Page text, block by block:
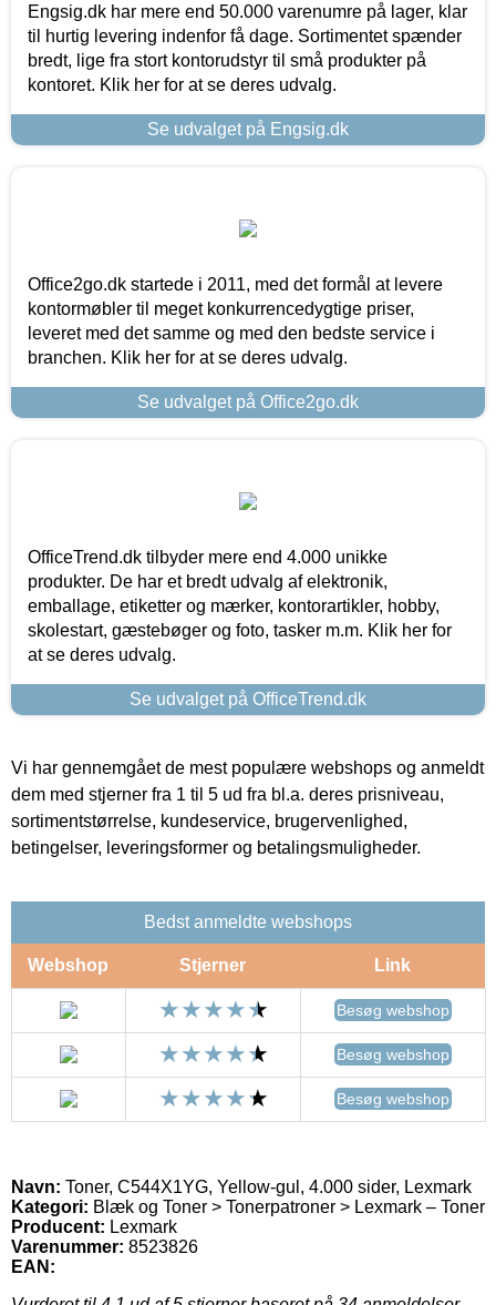
Engsig.dk har mere end 50.000 varenumre på lager, klar
til hurtig levering indenfor få dage. Sortimentet spænder
bredt, lige fra stort kontorudstyr til små produkter på
kontoret. Klik her for at se deres udvalg.
Se udvalget på Engsig.dk
Office2go.dk startede i 2011, med det formål at levere
kontormøbler til meget konkurrencedygtige priser,
leveret med det samme og med den bedste service i
branchen. Klik her for at se deres udvalg.
Se udvalget på Office2go.dk
OfficeTrend.dk tilbyder mere end 4.000 unikke
produkter. De har et bredt udvalg af elektronik,
emballage, etiketter og mærker, kontorartikler, hobby,
skolestart, gæstebøger og foto, tasker m.m. Klik her for
at se deres udvalg.
Se udvalget på OfficeTrend.dk
Vi har gennemgået de mest populære webshops og anmeldt
dem med stjerner fra 1 til 5 ud fra bl.a. deres prisniveau,
sortimentstørrelse, kundeservice, brugervenlighed,
betingelser, leveringsformer og betalingsmuligheder.
Bedst anmeldte webshops
Webshop Stjerner Link
Besøg webshop
Besøg webshop
Besøg webshop
Navn: Toner, C544X1YG, Yellow-gul, 4.000 sider, Lexmark
Kategori: Blæk og Toner > Tonerpatroner > Lexmark – Toner
Producent: Lexmark
Varenummer: 8523826
EAN: